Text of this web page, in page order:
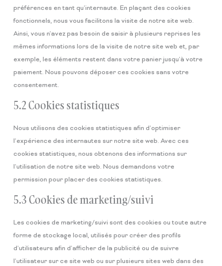
préférences en tant qu’internaute. En plaçant des cookies
fonctionnels, nous vous facilitons la visite de notre site web.
Ainsi, vous n’avez pas besoin de saisir à plusieurs reprises les
mêmes informations lors de la visite de notre site web et, par
exemple, les éléments restent dans votre panier jusqu’à votre
paiement. Nous pouvons déposer ces cookies sans votre
consentement.
5.2 Cookies statistiques
Nous utilisons des cookies statistiques afin d’optimiser
l’expérience des internautes sur notre site web. Avec ces
cookies statistiques, nous obtenons des informations sur
l’utilisation de notre site web. Nous demandons votre
permission pour placer des cookies statistiques.
5.3 Cookies de marketing/suivi
Les cookies de marketing/suivi sont des cookies ou toute autre
forme de stockage local, utilisés pour créer des profils
d’utilisateurs afin d’afficher de la publicité ou de suivre
l’utilisateur sur ce site web ou sur plusieurs sites web dans des